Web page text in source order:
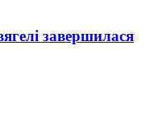
завершилася